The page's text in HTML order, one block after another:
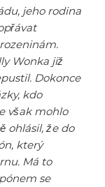
jeho rodina
Wonka již
Dokonce
kdo
však mohlo
ohlásil, že do
který
Má to
se